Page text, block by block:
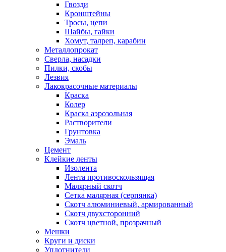
Гвозди
Кронштейны
Тросы, цепи
Шайбы, гайки
Хомут, талреп, карабин
Металлопрокат
Сверла, насадки
Пилки, скобы
Лезвия
Лакокрасочные материалы
Краска
Колер
Краска аэрозольная
Растворители
Грунтовка
Эмаль
Цемент
Клейкие ленты
Изолента
Лента противоскользящая
Малярный скотч
Сетка малярная (серпянка)
Скотч алюминиевый, армированный
Скотч двухсторонний
Скотч цветной, прозрачный
Мешки
Круги и диски
Уплотнители